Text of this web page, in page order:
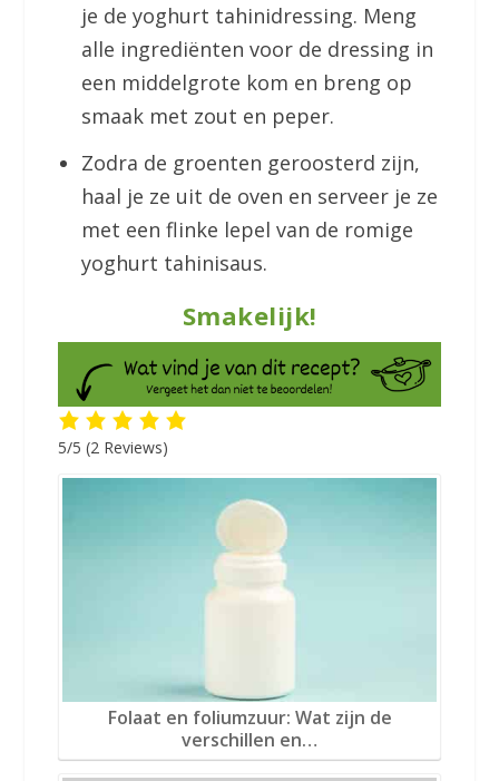
je de yoghurt tahinidressing. Meng
alle ingrediënten voor de dressing in
een middelgrote kom en breng op
smaak met zout en peper.
Zodra de groenten geroosterd zijn,
haal je ze uit de oven en serveer je ze
met een flinke lepel van de romige
yoghurt tahinisaus.
Smakelijk!
5/5(2 Reviews)
Folaat en foliumzuur: Wat zijn de
verschillen en…